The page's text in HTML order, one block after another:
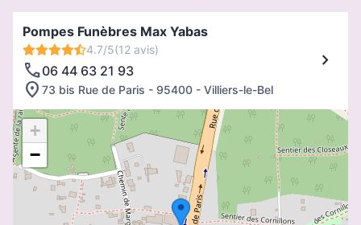
Pompes Funèbres Max Yabas
4.7/5(12 avis)
06 44 63 21 93
73 bis Rue de Paris - 95400 - Villiers-le-Bel
+
−